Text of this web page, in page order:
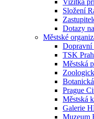
Vizitka
Složení
Dotazy
Městské
TSK
Městská
Prague
Městská
Galerie
Muzeum